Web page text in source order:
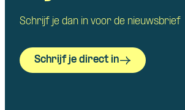
Schrijf je dan in voor de nieuwsbrief
Schrijf je direct in